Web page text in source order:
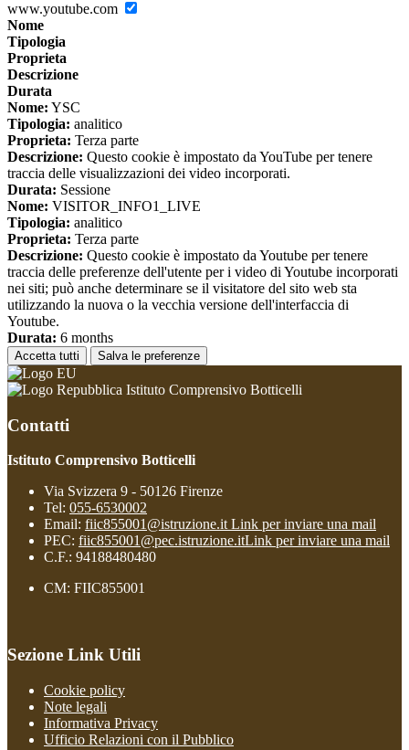
www.youtube.com
Nome
Tipologia
Proprieta
Descrizione
Durata
Nome: YSC
Tipologia: analitico
Proprieta: Terza parte
Descrizione: Questo cookie è impostato da YouTube per tenere
traccia delle visualizzazioni dei video incorporati.
Durata: Sessione
Nome: VISITOR_INFO1_LIVE
Tipologia: analitico
Proprieta: Terza parte
Descrizione: Questo cookie è impostato da Youtube per tenere
traccia delle preferenze dell'utente per i video di Youtube incorporati
nei siti; può anche determinare se il visitatore del sito web sta
utilizzando la nuova o la vecchia versione dell'interfaccia di
Youtube.
Durata: 6 months
Accetta tutti Salva le preferenze
Istituto Comprensivo Botticelli
Contatti
Istituto Comprensivo Botticelli
Via Svizzera 9 - 50126 Firenze
Tel: 055-6530002
Email: fiic855001@istruzione.itLink per inviare una mail
PEC: fiic855001@pec.istruzione.itLink per inviare una mail
C.F.: 94188480480
CM: FIIC855001
Sezione Link Utili
Cookie policy
Note legali
Informativa Privacy
Ufficio Relazioni con il Pubblico